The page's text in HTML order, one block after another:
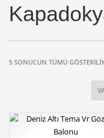
5 SONUCUN TÜMÜ